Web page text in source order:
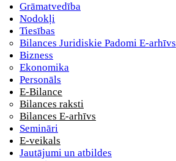
Grāmatvedība
Nodokļi
Tiesības
Bilances Juridiskie Padomi E-arhīvs
Bizness
Ekonomika
Personāls
E-Bilance
Bilances raksti
Bilances E-arhīvs
Semināri
E-veikals
Jautājumi un atbildes